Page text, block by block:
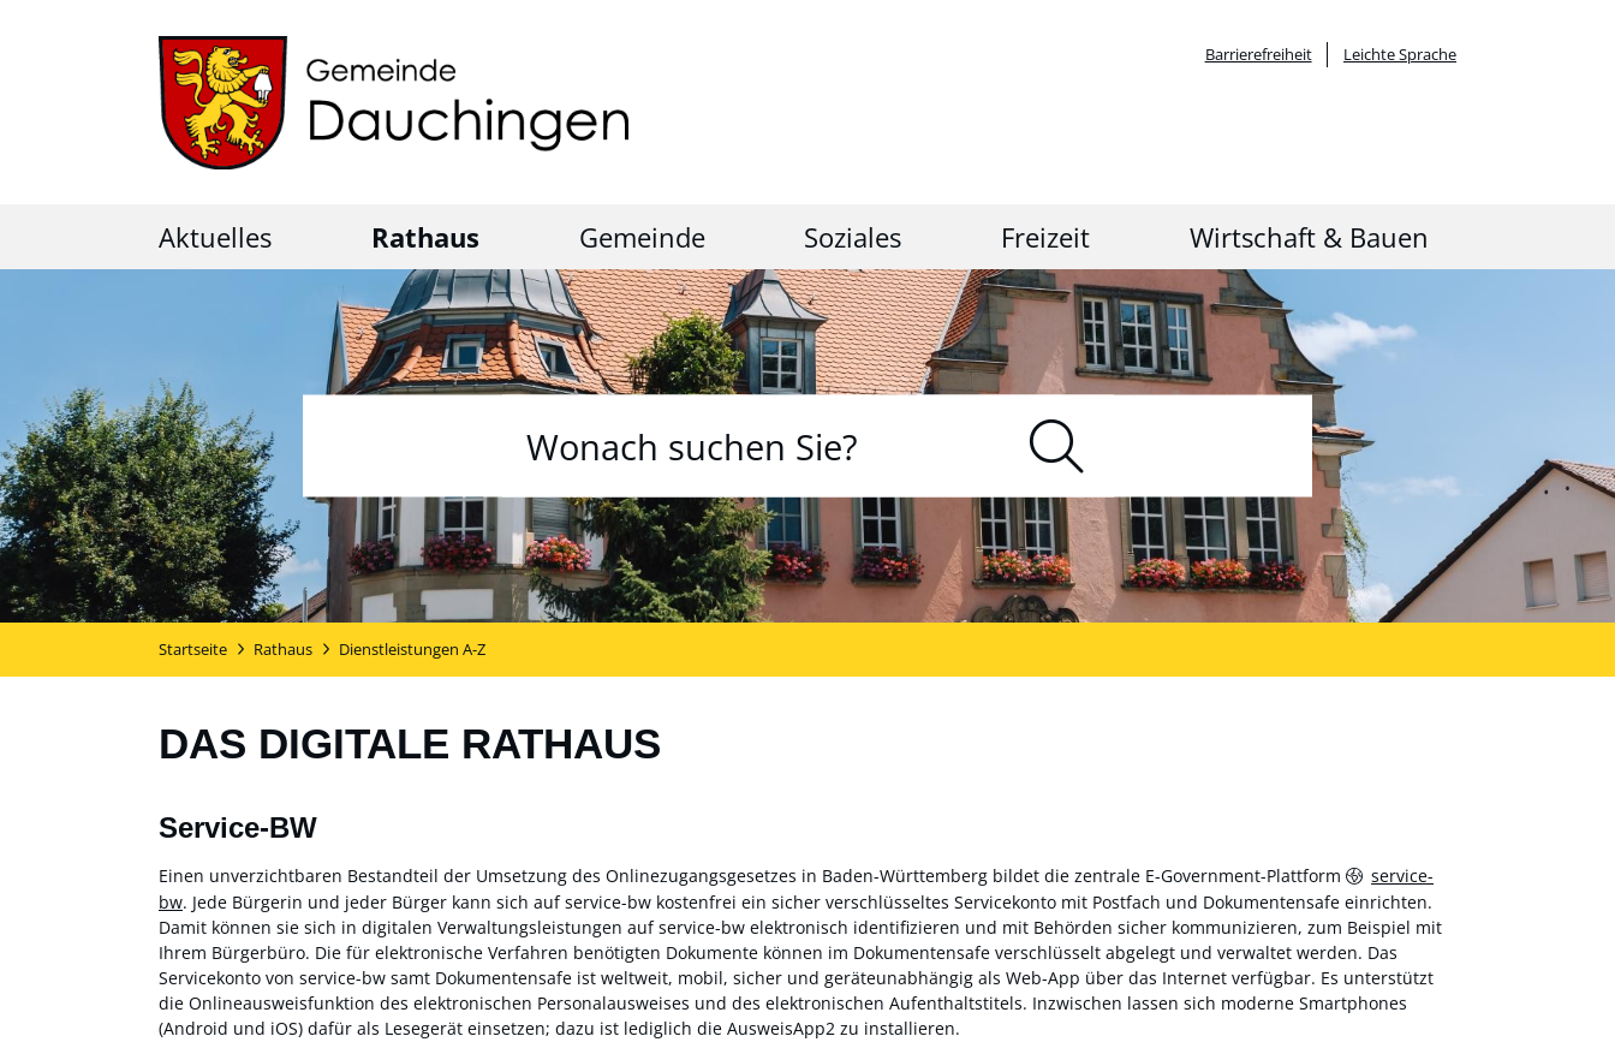
Barrierefreiheit Leichte Sprache
Aktuelles Rathaus Gemeinde Soziales Freizeit Wirtschaft & Bauen
Startseite Rathaus Dienstleistungen A-Z
DAS DIGITALE RATHAUS
Service-BW
Einen unverzichtbaren Bestandteil der Umsetzung des Onlinezugangsgesetzes in Baden-Württemberg bildet die zentrale E-Government-Plattform
service-
bw. Jede Bürgerin und jeder Bürger kann sich auf service-bw kostenfrei ein sicher verschlüsseltes Servicekonto mit Postfach und Dokumentensafe einrichten.
Damit können sie sich in digitalen Verwaltungsleistungen auf service-bw elektronisch identifizieren und mit Behörden sicher kommunizieren, zum Beispiel mit
Ihrem Bürgerbüro. Die für elektronische Verfahren benötigten Dokumente können im Dokumentensafe verschlüsselt abgelegt und verwaltet werden. Das
Servicekonto von service-bw samt Dokumentensafe ist weltweit, mobil, sicher und geräteunabhängig als Web-App über das Internet verfügbar. Es unterstützt
die Onlineausweisfunktion des elektronischen Personalausweises und des elektronischen Aufenthaltstitels. Inzwischen lassen sich moderne Smartphones
(Android und iOS) dafür als Lesegerät einsetzen; dazu ist lediglich die AusweisApp2 zu installieren.